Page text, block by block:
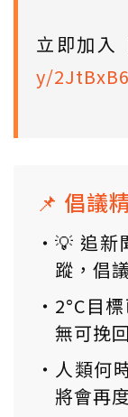
立即加入
y/2JtBxB6
📌 倡議
💡 追新
蹤，倡
2°C目
無可挽回
人類何
將會再